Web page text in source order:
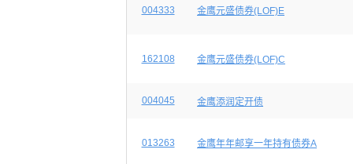
004333 金鹰元盛债券(LOF)E
162108 金鹰元盛债券(LOF)C
004045 金鹰添润定开债
013263 金鹰年年邮享一年持有债券A